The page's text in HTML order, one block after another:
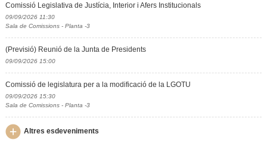
Comissió Legislativa de Justícia, Interior i Afers Institucionals
09/09/2026 11:30
Sala de Comissions - Planta -3
(Previsió) Reunió de la Junta de Presidents
09/09/2026 15:00
Comissió de legislatura per a la modificació de la LGOTU
09/09/2026 15:30
Sala de Comissions - Planta -3
Altres esdeveniments